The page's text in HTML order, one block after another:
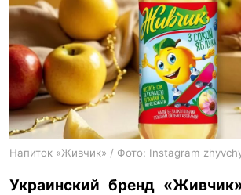
ua ru en
Напиток «Живчик» / Фото: Instagram
Украинский бренд